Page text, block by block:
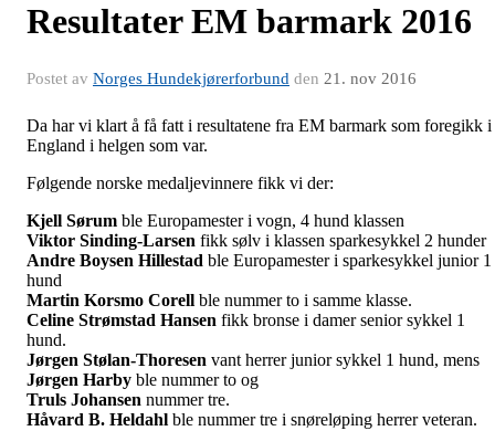
Resultater EM barmark 2016
Postet av Norges Hundekjørerforbund den 21. nov 2016
Da har vi klart å få fatt i resultatene fra EM barmark som foregikk i
England i helgen som var.
Følgende norske medaljevinnere fikk vi der:
Kjell Sørum ble Europamester i vogn, 4 hund klassen
Viktor Sinding-Larsen fikk sølv i klassen sparkesykkel 2 hunder
Andre Boysen Hillestad ble Europamester i sparkesykkel junior 1
hund
Martin Korsmo Corell ble nummer to i samme klasse.
Celine Strømstad Hansen fikk bronse i damer senior sykkel 1
hund.
Jørgen Stølan-Thoresen vant herrer junior sykkel 1 hund, mens
Jørgen Harby ble nummer to og
Truls Johansen nummer tre.
Håvard B. Heldahl ble nummer tre i snøreløping herrer veteran.